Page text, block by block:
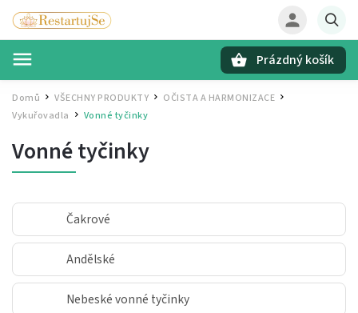
Prázdný košík
Domů / VŠECHNY PRODUKTY / OČISTA A HARMONIZACE /
Vykuřovadla
Vonné tyčinky
Vonné tyčinky
Čakrové
Andělské
Nebeské vonné tyčinky